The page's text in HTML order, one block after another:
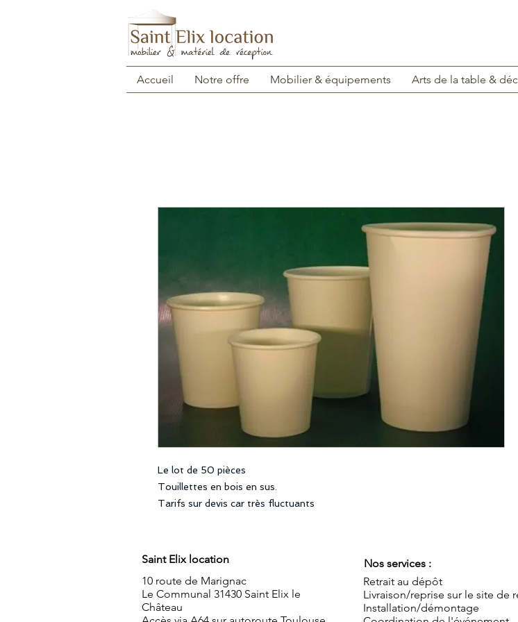
Accueil Notre offre Mobilier & équipements Arts de la table &
Le lot de 50 pièces
Touillettes en bois en sus.
Tarifs sur devis car très fluctuants
Saint Elix location
10 route de Marignac
Le Communal 31430 Saint Elix le
Château
Nos services :
Retrait au dépôt
Livraison/reprise sur le site de
Installation/démontage